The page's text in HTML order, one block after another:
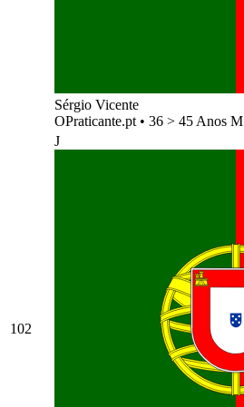
Sérgio Vicente
OPraticante.pt • 36 > 45 Anos M
102
J